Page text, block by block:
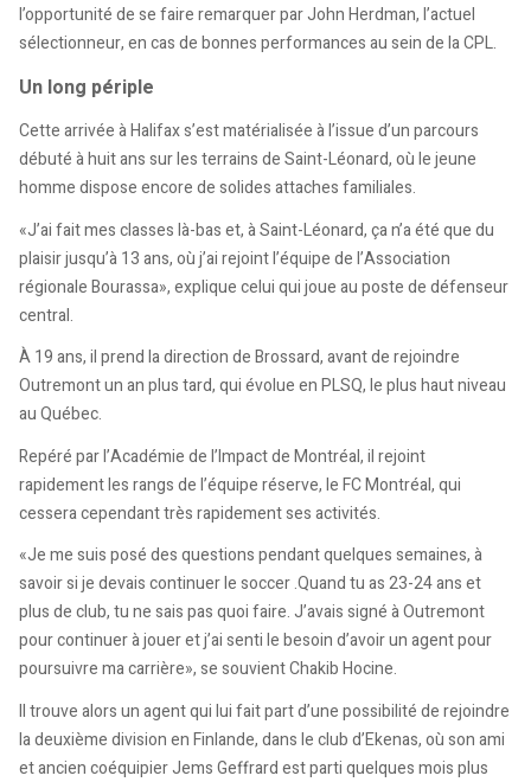
l’opportunité de se faire remarquer par John Herdman, l’actuel
sélectionneur, en cas de bonnes performances au sein de la CPL.
Un long périple
Cette arrivée à Halifax s’est matérialisée à l’issue d’un parcours
débuté à huit ans sur les terrains de Saint-Léonard, où le jeune
homme dispose encore de solides attaches familiales.
«J’ai fait mes classes là-bas et, à Saint-Léonard, ça n’a été que du
plaisir jusqu’à 13 ans, où j’ai rejoint l’équipe de l’Association
régionale Bourassa», explique celui qui joue au poste de défenseur
central.
À 19 ans, il prend la direction de Brossard, avant de rejoindre
Outremont un an plus tard, qui évolue en PLSQ, le plus haut niveau
au Québec.
Repéré par l’Académie de l’Impact de Montréal, il rejoint
rapidement les rangs de l’équipe réserve, le FC Montréal, qui
cessera cependant très rapidement ses activités.
«Je me suis posé des questions pendant quelques semaines, à
savoir si je devais continuer le soccer .Quand tu as 23-24 ans et
plus de club, tu ne sais pas quoi faire. J’avais signé à Outremont
pour continuer à jouer et j’ai senti le besoin d’avoir un agent pour
poursuivre ma carrière», se souvient Chakib Hocine.
Il trouve alors un agent qui lui fait part d’une possibilité de rejoindre
la deuxième division en Finlande, dans le club d’Ekenas, où son ami
et ancien coéquipier Jems Geffrard est parti quelques mois plus